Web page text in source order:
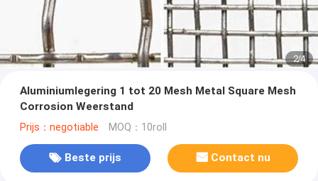
2/4
Aluminiumlegering 1 tot 20 Mesh Metal Square Mesh
Corrosion Weerstand
Prijs：negotiable MOQ：10roll
Beste prijs Contact nu